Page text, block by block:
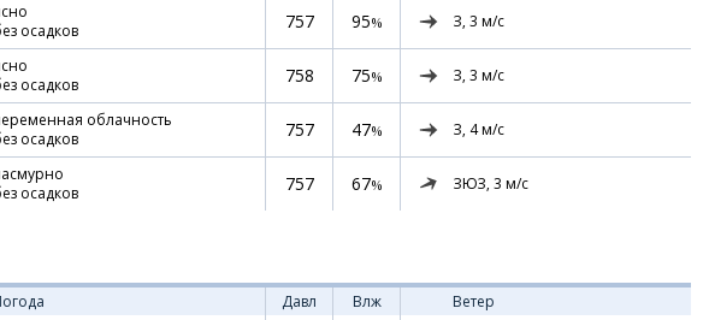
осадков
757 95% З, 3 м/с
осадков
758 75% З, 3 м/с
облачность
осадков
757 47% З, 4м/с
осадков
757 67% ЗЮЗ, 3 м/с
Давл Влж
Ветер